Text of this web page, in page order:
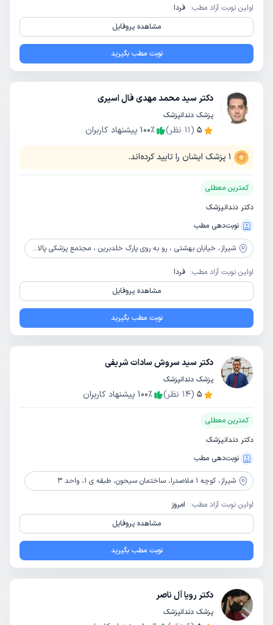
اولین نوبت آزاد مطب: فردا
مشاهده پروفایل
نوبت مطب بگیرید
دکتر سید محمد مهدی فال اسیری
پزشک دندانپزشک
5
(
11 نظر) 100٪ پیشنهاد کاربران
1 پزشک ایشان را تایید کرده‌اند.
کمترین معطلی
دکتر دندانپزشک
نوبت‌دهی مطب
شیراز، خیابان بهشتی ، رو به روی پارک خلدبرین ، مجتمع پزشکی پالادیوم ، بلوک یک ، طبقه 3، واحد 131
اولین نوبت آزاد مطب: فردا
مشاهده پروفایل
نوبت مطب بگیرید
دکتر سید سروش سادات شریفی
پزشک دندانپزشک
5
(
14 نظر) 100٪ پیشنهاد کاربران
کمترین معطلی
دکتر دندانپزشک
نوبت‌دهی مطب
شیراز،کوچه 1 ملاصدرا، ساختمان سیحون، طبقه ی 1، واحد 3
اولین نوبت آزاد مطب: امروز
مشاهده پروفایل
نوبت مطب بگیرید
دکتر رویا آل ناصر
پزشک دندانپزشک